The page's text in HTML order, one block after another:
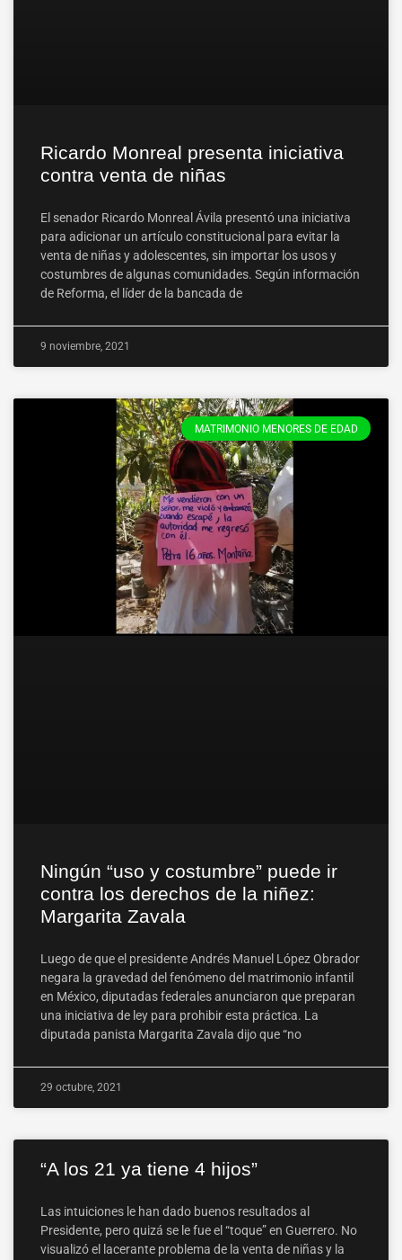
Ricardo Monreal presenta iniciativa
contra venta de niñas
El senador Ricardo Monreal Ávila presentó una iniciativa
para adicionar un artículo constitucional para evitar la
venta de niñas y adolescentes, sin importar los usos y
costumbres de algunas comunidades. Según información
de Reforma, el líder de la bancada de
9 noviembre, 2021
MATRIMONIO MENORES DE EDAD
Ningún “uso y costumbre” puede ir
contra los derechos de la niñez:
Margarita Zavala
Luego de que el presidente Andrés Manuel López Obrador
negara la gravedad del fenómeno del matrimonio infantil
en México, diputadas federales anunciaron que preparan
una iniciativa de ley para prohibir esta práctica. La
diputada panista Margarita Zavala dijo que “no
29 octubre, 2021
“A los 21 ya tiene 4 hijos”
Las intuiciones le han dado buenos resultados al
Presidente, pero quizá se le fue el “toque” en Guerrero. No
visualizó el lacerante problema de la venta de niñas y la